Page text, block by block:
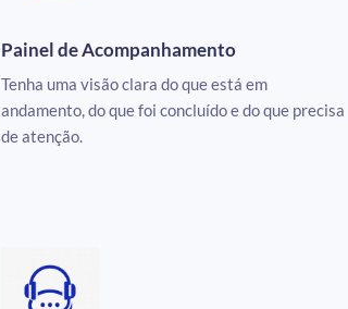
Painel de Acompanhamento
Tenha uma visão clara do que está em
andamento, do que foi concluído e do que precisa
de atenção.